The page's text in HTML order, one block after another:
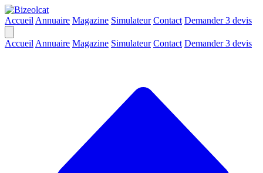
Accueil Annuaire Magazine Simulateur Contact Demander 3 devis
Accueil Annuaire Magazine Simulateur Contact Demander 3 devis